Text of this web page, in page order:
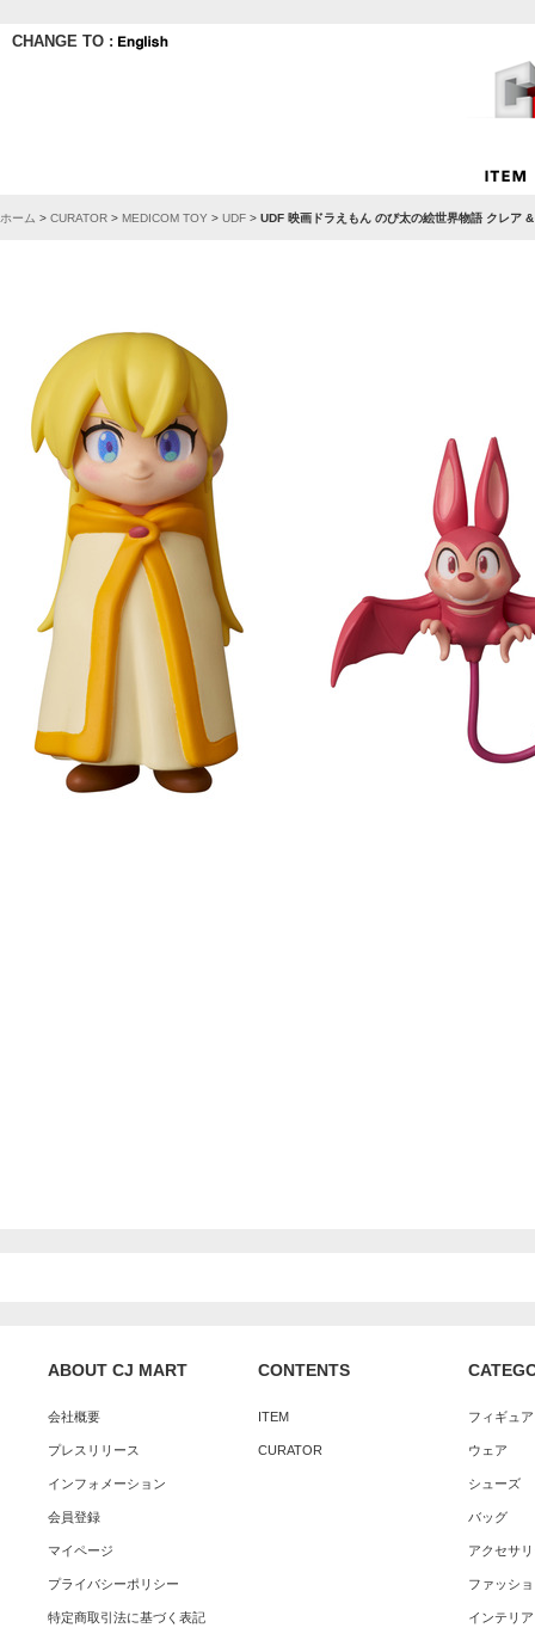
CHANGE TO :
ホーム > CURATOR > MEDICOM TOY > UDF > UDF 映画ドラえもん のび太の絵世界物語 クレア
ABOUT CJ MART
会社概要
プレスリリース
インフォメーション
会員登録
マイページ
プライバシーポリシー
特定商取引法に基づく表記
CONTENTS
ITEM
CURATOR
フィギュ
ウェア
シューズ
バッグ
アクセサ
ファッシ
インテリア